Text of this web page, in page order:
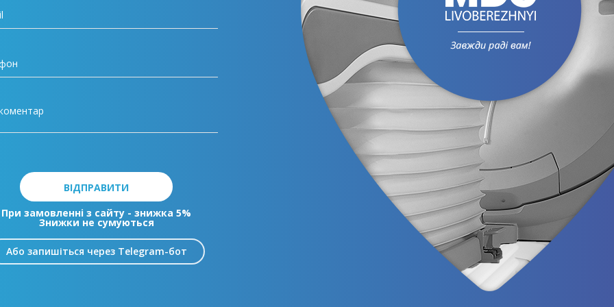
ВІДПРАВИТИ
При замовленні з сайту - знижка 5%
Знижки не сумуються
Або запишіться через Telegram-бот